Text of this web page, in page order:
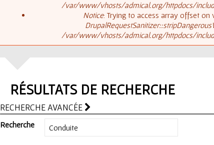
e
d
/var/www/vhosts/admical.org/httpdocs/
Notice: Trying to access array offset on
/var/www/vhosts/admical.org/httpdocs/
RÉSULTATS DE RECHERCHE
RECHERCHE AVANCÉE
Recherche